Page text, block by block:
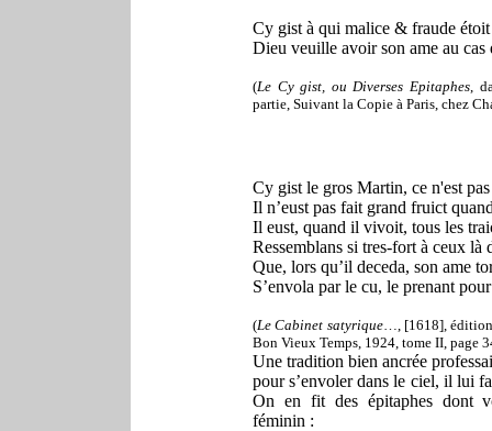
Cy gist à qui malice & fraude
Dieu veuille avoir son ame au cas
(Le Cy gist, ou Diverses Epitaphes,
partie, Suivant la Copie à Paris, chez
Cy gist le gros Martin, ce n'est
Il n’eust pas fait grand fruict
Il eust, quand il vivoit, tous les
Ressemblans si tres-fort à ceux là
Que, lors qu’il deceda, son ame
S’envola par le cu, le prenant
(Le Cabinet satyrique…, [1618], édition
Bon Vieux Temps, 1924, tome II, page
Une tradition bien ancrée
pour s’envoler dans le ciel, il lui
On en fit des épitaphes dont
féminin :